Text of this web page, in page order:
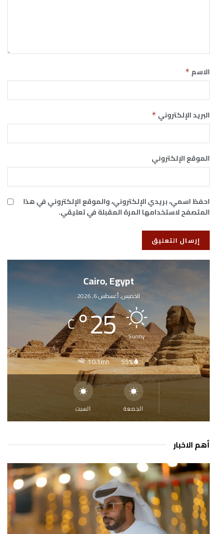
الاسم *
البريد الإلكتروني *
الموقع الإلكتروني
احفظ اسمي، بريدي الإلكتروني، والموقع الإلكتروني في هذا
المتصفح لاستخدامها المرة المقبلة في تعليقي.
Cairo, Egypt
الخميس, أغسطس 6, 2026
Sunny
25
°
C
55%
10.1mh
الجمعة السبت
أهم الاخبار